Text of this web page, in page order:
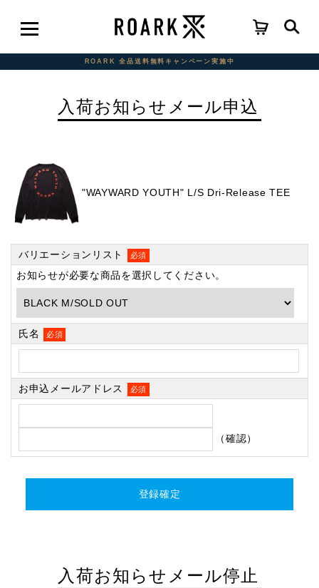
ROARK 全品送料無料キャンペーン実施中
入荷お知らせメール申込
"WAYWARD YOUTH" L/S Dri-Release TEE
バリエーションリスト 必須
お知らせが必要な商品を選択してください。
氏名 必須
お申込メールアドレス 必須
（確認）
入荷お知らせメール停止